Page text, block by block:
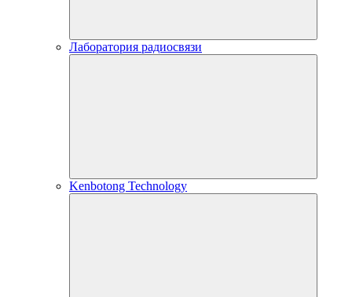
Лаборатория радиосвязи
Kenbotong Technology